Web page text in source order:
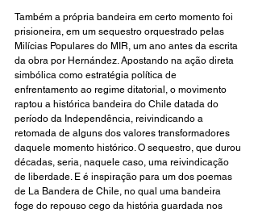
Também a própria bandeira em certo momento foi
prisioneira, em um sequestro orquestrado pelas
Milícias Populares do MIR, um ano antes da escrita
da obra por Hernández. Apostando na ação direta
simbólica como estratégia política de
enfrentamento ao regime ditatorial, o movimento
raptou a histórica bandeira do Chile datada do
período da Independência, reivindicando a
retomada de alguns dos valores transformadores
daquele momento histórico. O sequestro, que durou
décadas, seria, naquele caso, uma reivindicação
de liberdade. E é inspiração para um dos poemas
de La Bandera de Chile, no qual uma bandeira
foge do repouso cego da história guardada nos